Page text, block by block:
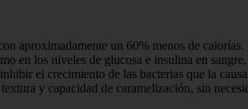
aproximadamente un 60% menos de calorías.
en los niveles de glucosa e insulina en
el crecimiento de las bacterias que la
y capacidad de caramelización, sin